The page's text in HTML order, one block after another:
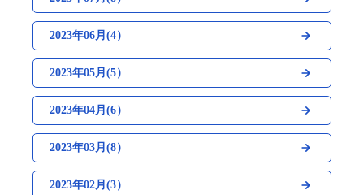
2023年06月(4）
2023年05月(5）
2023年04月(6）
2023年03月(8）
2023年02月(3）